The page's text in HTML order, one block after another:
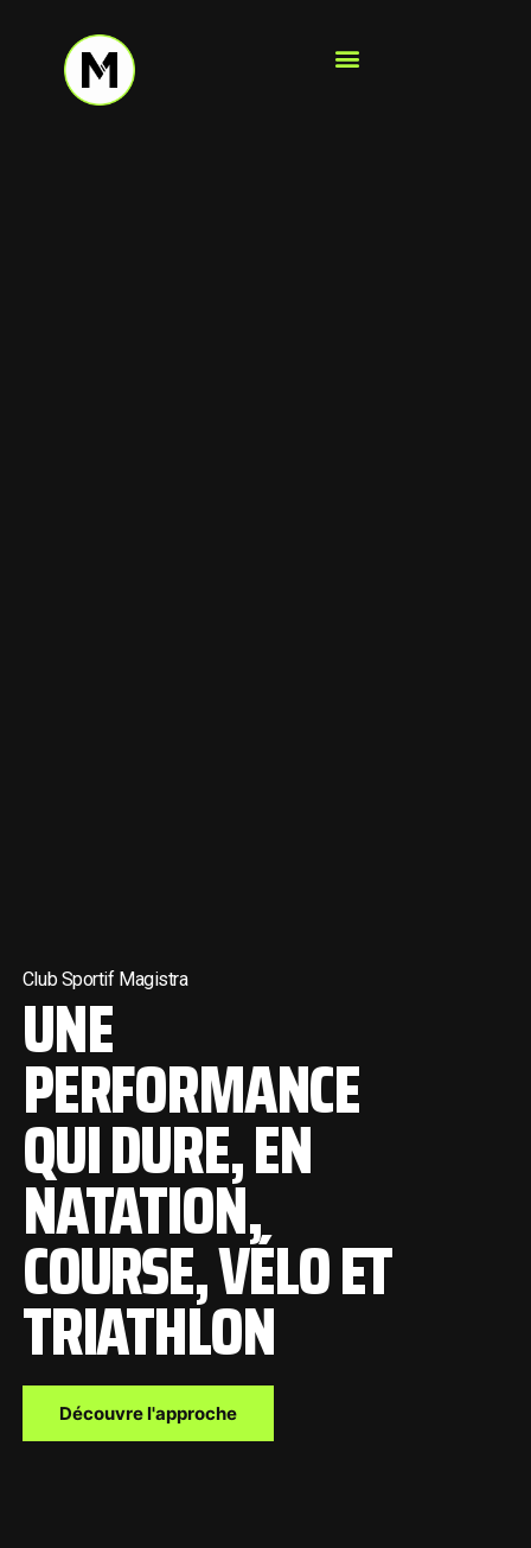
Club Sportif Magistra
UNE
PERFORMANCE
QUI DURE, EN
NATATION,
COURSE, VÉLO ET
TRIATHLON
Découvre l'approche